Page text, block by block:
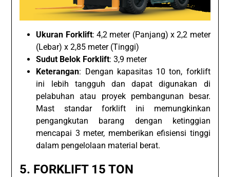
Ukuran Forklift: 4,2 meter (Panjang) x 2,2 meter
(Lebar) x 2,85 meter (Tinggi)
Sudut Belok Forklift: 3,9 meter
Keterangan: Dengan kapasitas 10 ton, forklift
ini lebih tangguh dan dapat digunakan di
pelabuhan atau proyek pembangunan besar.
Mast standar forklift ini memungkinkan
pengangkutan barang dengan ketinggian
mencapai 3 meter, memberikan efisiensi tinggi
dalam pengelolaan material berat.
5. FORKLIFT 15 TON